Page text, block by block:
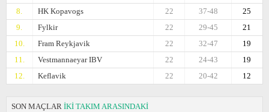
8.
HK Kopavogs 25
37-48
22
9.
Fylkir 21
29-45
22
10.
Fram Reykjavik 19
32-47
22
11.
Vestmannaeyar IBV 19
24-43
22
12.
Keflavik 12
20-42
22
SON MAÇLAR İKİ TAKIM ARASINDAKİ